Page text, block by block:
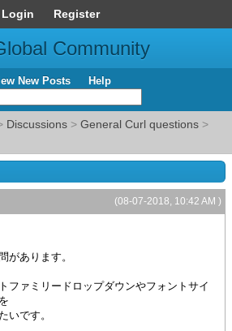
Login Register
Community
New Posts Help
Discussions > General Curl questions >
(08-07-2018, 10:42 AM )
があります。
ファミリードロップダウンやフォントサイ
いです。